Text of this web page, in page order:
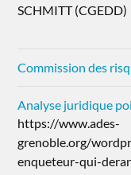
SCHMITT (CGEDD)
Commission des
Analyse juridique
https://www.ades-
grenoble.org/
enqueteur-qui-